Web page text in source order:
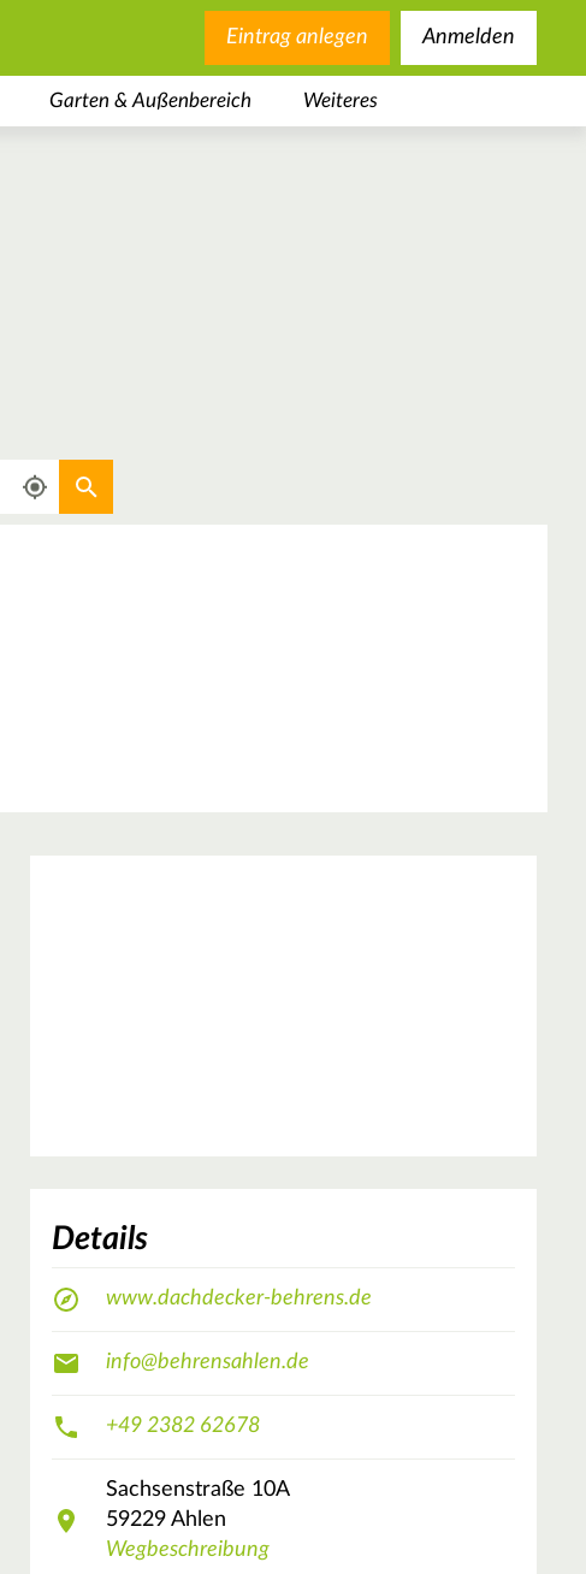
Eintrag anlegen Anmelden
Garten & Außenbereich Weiteres
Aktuellen Standort verwenden
Details
www.dachdecker-behrens.de
info@behrensahlen.de
+49 2382 62678
Sachsenstraße 10A
59229 Ahlen
Wegbeschreibung